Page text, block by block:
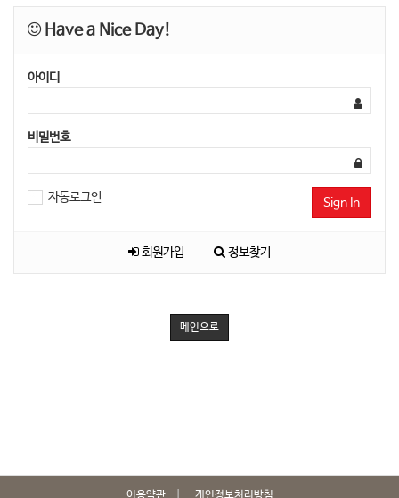
Have a Nice Day!
아이디
비밀번호
자동로그인 Sign In
회원가입 정보찾기
메인으로
이용약관 개인정보처리방침